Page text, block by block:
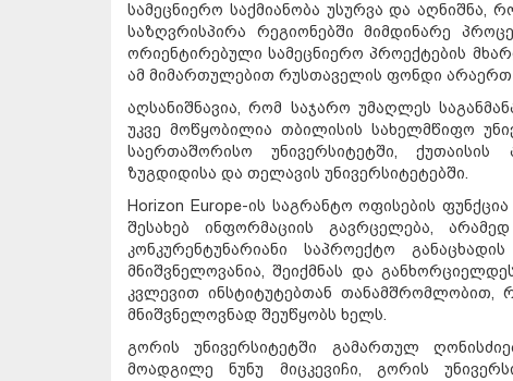
სამეცნიერო საქმიანობა უსურვა და
საზღვრისპირა რეგიონებში მიმდინარე
ორიენტირებული სამეცნიერო პროექტების
ამ მიმართულებით რუსთაველის ფონდი არაერთ
აღსანიშნავია, რომ საჯარო უმაღლეს
უკვე მოწყობილია თბილისის სახელმწიფო
საერთაშორისო უნივერსიტეტში, ქუთაისის
ზუგდიდისა და თელავის უნივერსიტეტებში.
Horizon Europe-ის საგრანტო ოფისების
შესახებ ინფორმაციის გავრცელება,
კონკურენტუნარიანი საპროექტო
მნიშვნელოვანია, შეიქმნას და
კვლევით ინსტიტუტებთან თანამშრომლობით,
მნიშვნელოვნად შეუწყობს ხელს.
გორის უნივერსიტეტში გამართულ
მოადგილე ნუნუ მიცკევიჩი, გორის